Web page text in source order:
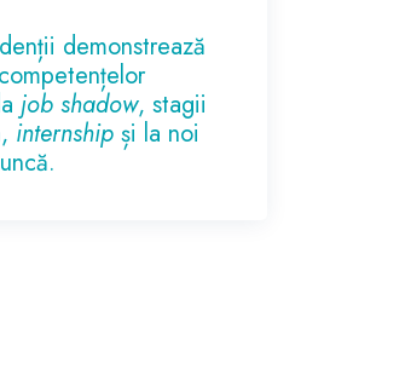
demonstrează
job shadow, stagii
internship și la noi